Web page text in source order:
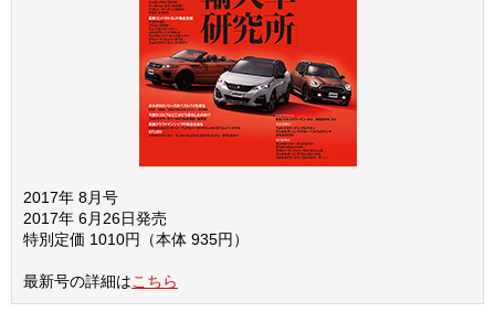
2017年 8月号
2017年 6月26日発売
特別定価 1010円（本体 935円）
最新号の詳細はこちら